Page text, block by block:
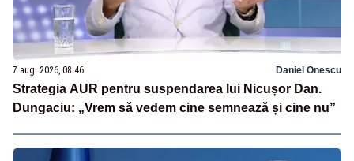
7 aug. 2026, 08:46 Daniel Onescu
Strategia AUR pentru suspendarea lui Nicușor Dan.
Dungaciu: „Vrem să vedem cine semnează și cine nu”